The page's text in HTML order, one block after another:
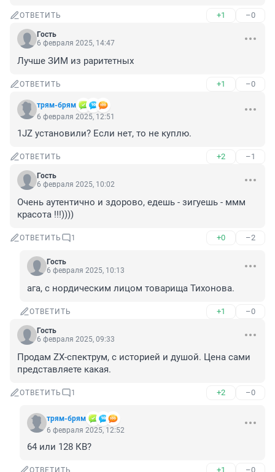
ОТВЕТИТЬ +1 –0
Гость
6 февраля 2025, 14:47
Лучше ЗИМ из раритетных
ОТВЕТИТЬ +1 –0
трям-брям
6 февраля 2025, 12:51
1JZ установили? Если нет, то не куплю.
ОТВЕТИТЬ +2 –1
Гость
6 февраля 2025, 10:02
Очень аутентично и здорово, едешь - зигуешь - ммм
красота !!!))))
ОТВЕТИТЬ 1 +0 –2
Гость
6 февраля 2025, 10:13
ага, с нордическим лицом товарища Тихонова.
ОТВЕТИТЬ +1 –0
Гость
6 февраля 2025, 09:33
Продам ZX-спектрум, с историей и душой. Цена сами
представляете какая.
ОТВЕТИТЬ 1 +2 –0
трям-брям
6 февраля 2025, 12:52
64 или 128 КВ?
ОТВЕТИТЬ +1 –0